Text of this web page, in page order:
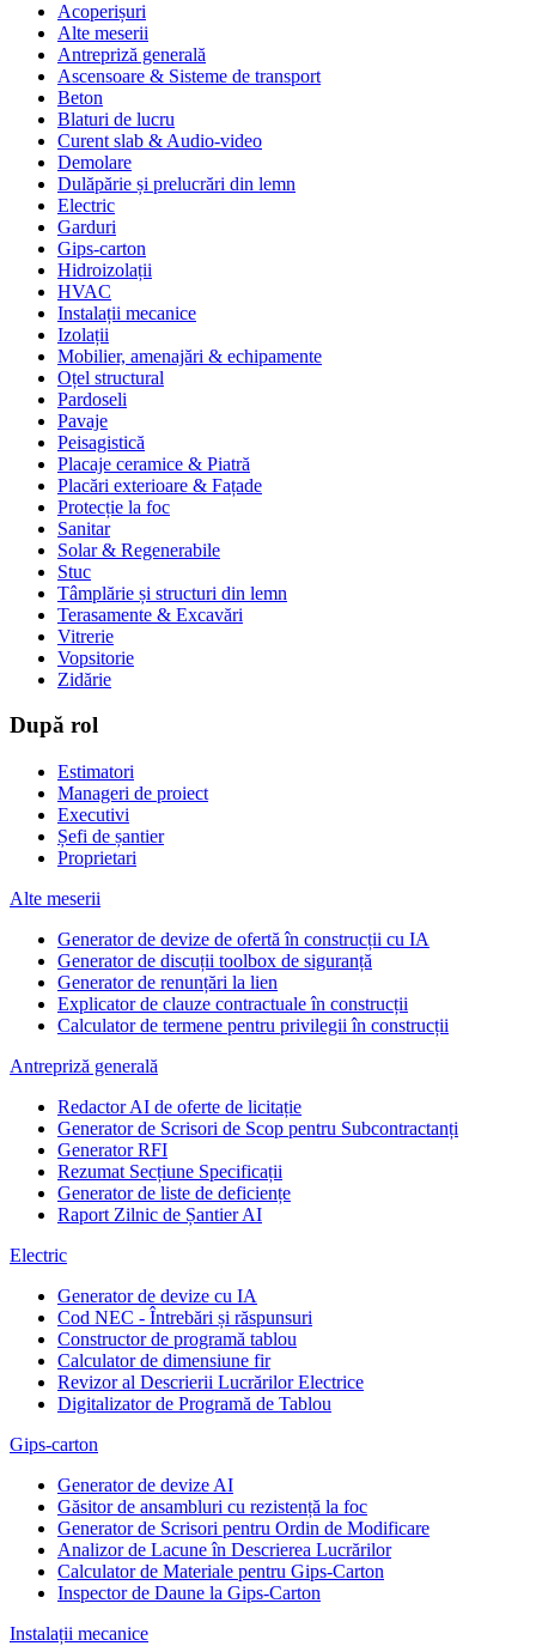
Acoperișuri
Alte meserii
Antrepriză generală
Ascensoare & Sisteme de transport
Beton
Blaturi de lucru
Curent slab & Audio-video
Demolare
Dulăpărie și prelucrări din lemn
Electric
Garduri
Gips-carton
Hidroizolații
HVAC
Instalații mecanice
Izolații
Mobilier, amenajări & echipamente
Oțel structural
Pardoseli
Pavaje
Peisagistică
Placaje ceramice & Piatră
Placări exterioare & Fațade
Protecție la foc
Sanitar
Solar & Regenerabile
Stuc
Tâmplărie și structuri din lemn
Terasamente & Excavări
Vitrerie
Vopsitorie
Zidărie
După rol
Estimatori
Manageri de proiect
Executivi
Șefi de șantier
Proprietari
Alte meserii
Generator de devize de ofertă în construcții cu IA
Generator de discuții toolbox de siguranță
Generator de renunțări la lien
Explicator de clauze contractuale în construcții
Calculator de termene pentru privilegii în construcții
Antrepriză generală
Redactor AI de oferte de licitație
Generator de Scrisori de Scop pentru Subcontractanți
Generator RFI
Rezumat Secțiune Specificații
Generator de liste de deficiențe
Raport Zilnic de Șantier AI
Electric
Generator de devize cu IA
Cod NEC - Întrebări și răspunsuri
Constructor de programă tablou
Calculator de dimensiune fir
Revizor al Descrierii Lucrărilor Electrice
Digitalizator de Programă de Tablou
Gips-carton
Generator de devize AI
Găsitor de ansambluri cu rezistență la foc
Generator de Scrisori pentru Ordin de Modificare
Analizor de Lacune în Descrierea Lucrărilor
Calculator de Materiale pentru Gips-Carton
Inspector de Daune la Gips-Carton
Instalații mecanice